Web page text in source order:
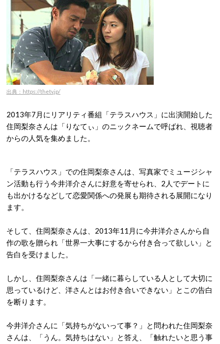
出典：https://thetv.jp/
2013年7月にリアリティ番組「テラスハウス」に出演開始した
住岡梨奈さんは「りなてぃ」のニックネームで呼ばれ、視聴者
からの人気を集めました。
「テラスハウス」での住岡梨奈さんは、写真家でミュージシャ
ン活動も行う今井洋介さんに好意を寄せられ、2人でデートに
も出かけるなどして恋愛関係への発展も期待される展開になり
ます。
そして、住岡梨奈さんは、2013年11月に今井洋介さんから自
作の歌を贈られ「世界一大事にするから付き合って欲しい」と
告白を受けました。
しかし、住岡梨奈さんは「一緒に暮らしている人として大切に
思っているけど、洋さんとはお付き合いできない」とこの告白
を断ります。
今井洋介さんに「気持ちがないって事？」と問われた住岡梨奈
さんは、「うん。気持ちはない」と答え、「触れたいと思う事